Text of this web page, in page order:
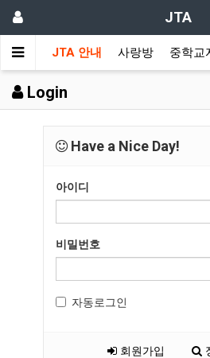
JTA
JTA 안내 사랑방 중학교
Login
Have a Nice Day!
아이디
비밀번호
자동로그인
회원가입